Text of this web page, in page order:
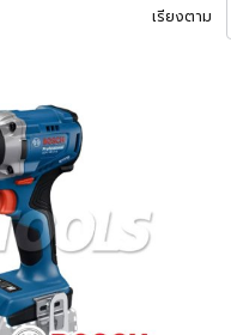
เรียงตาม